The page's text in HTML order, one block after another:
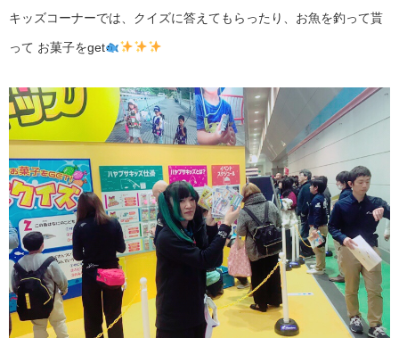
キッズコーナーでは、クイズに答えてもらったり、お魚を釣って貰
って お菓子をget